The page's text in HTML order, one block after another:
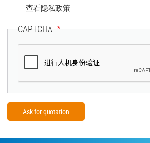
查看隐私政策
CAPTCHA